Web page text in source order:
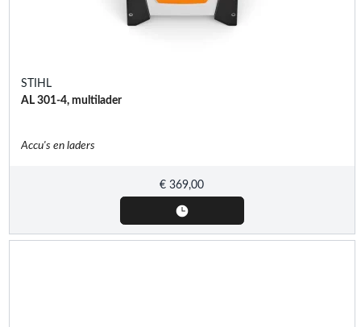
STIHL
AL 301-4, multilader
Accu's en laders
€ 369,00